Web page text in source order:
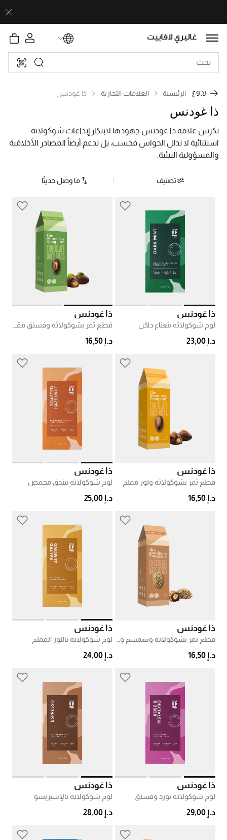
رجوع الرئيسية العلامات التجارية ذا غودنس
ذا غودنس
تكرس علامة ذا غودنس جهودها لابتكار إبداعات شوكولاته
استثنائية لا تدلل الحواس فحسب، بل تدعم أيضاً المصادر الأخلاقية
والمسؤولية البيئية.
ما وصل حديثًا تصنيف
ذا غودنس
لوح شوكولاته بنعناع داكن
د.إ 23,00
ذا غودنس
د.إ 16,50
ذا غودنس
قطع تمر بشوكولاته ولوز مملح
د.إ 16,50
ذا غودنس
لوح شوكولاته ببندق محمص
د.إ 25,00
ذا غودنس
د.إ 16,50
ذا غودنس
لوح شوكولاته باللوز المملح
د.إ 24,00
ذا غودنس
لوح شوكولاته بورد وفستق
د.إ 29,00
ذا غودنس
لوح شوكولاته بالإسبريسو
د.إ 28,00